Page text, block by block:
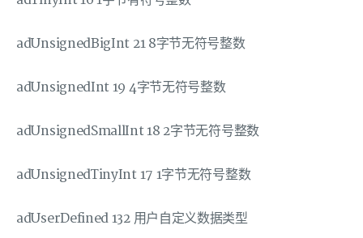
adUnsignedBigInt 21 8字节无符号整数
adUnsignedInt 19 4字节无符号整数
adUnsignedSmallInt 18 2字节无符号整数
adUnsignedTinyInt 17 1字节无符号整数
adUserDefined 132 用户自定义数据类型